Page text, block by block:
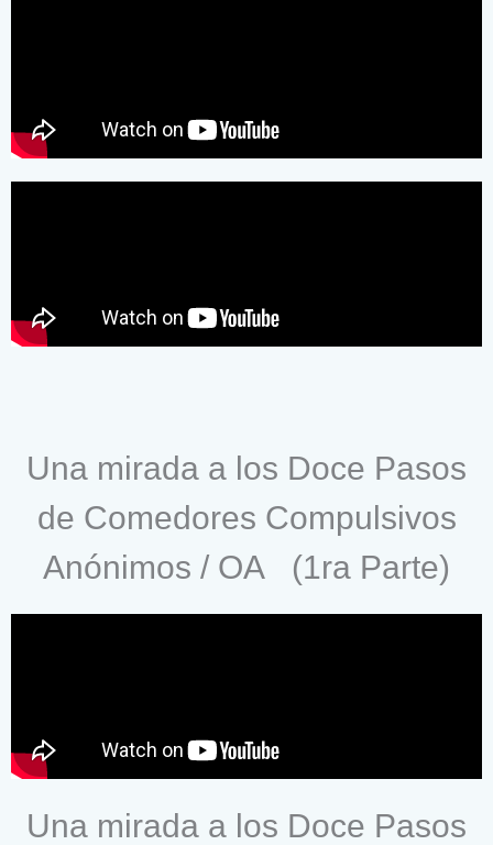
Una mirada a los Doce Pasos
de Comedores Compulsivos
Anónimos / OA (1ra Parte)
Una mirada a los Doce Pasos